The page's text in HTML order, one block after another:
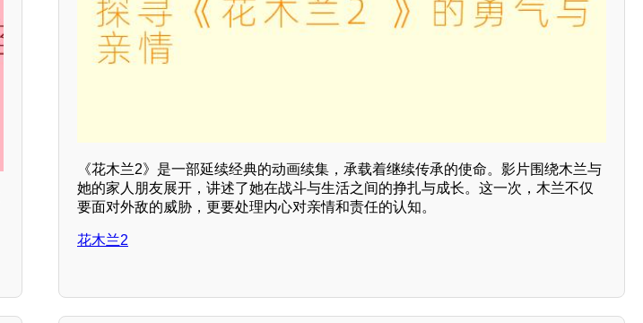
《花木兰2》是一部延续经典的动画续集，承载着继续传承的使命。影片围绕木兰与
她的家人朋友展开，讲述了她在战斗与生活之间的挣扎与成长。这一次，木兰不仅
要面对外敌的威胁，更要处理内心对亲情和责任的认知。
花木兰2